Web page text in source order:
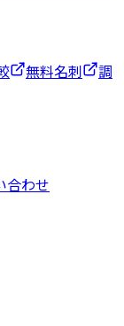
無料名刺
調
合わせ